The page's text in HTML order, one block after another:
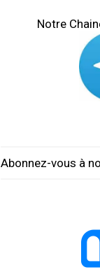
Notre
Abonnez-vous à